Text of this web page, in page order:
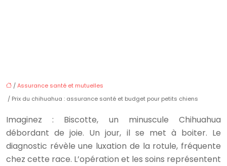
/Assurance santé et mutuelles
/ Prix du chihuahua : assurance santé et budget pour petits chiens
Imaginez : Biscotte, un minuscule Chihuahua
débordant de joie. Un jour, il se met à boiter. Le
diagnostic révèle une luxation de la rotule, fréquente
chez cette race. L’opération et les soins représentent